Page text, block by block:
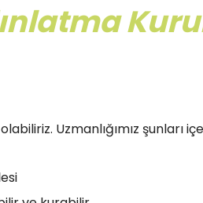
Uzmanlığımız şunları